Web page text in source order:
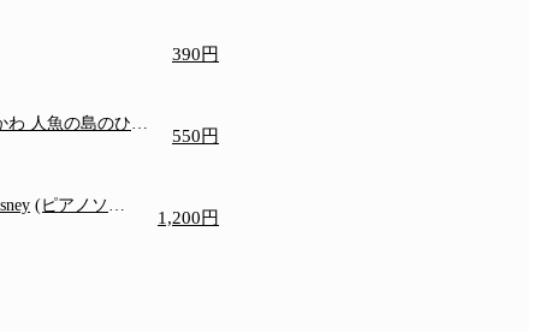
390円
人魚の島のひみ
550円
(ピアノソロ/
1,200円